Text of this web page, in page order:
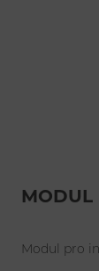
MODUL
Modul pro